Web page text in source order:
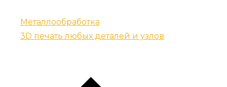
Металлообработка
3D печать любых деталей и узлов